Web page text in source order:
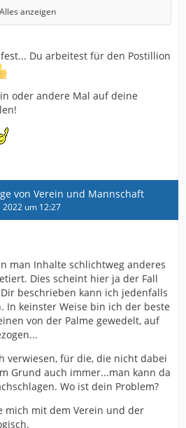
Mär, dass Arabi durch die
und nimmer und kostet ja nun
auch viel Zeit.
Trainer, aber doch von zu
ein Trainer Interesse zeigt,
zeigen, braucht man auch
machen bevor die Saison wieder
und einige Termin klar machen,
Alles anzeigen
Du arbeitest für den Postillion
oder andere Mal auf deine
von Verein und Mannschaft
2022 um 12:27
man Inhalte schlichtweg anderes
Dies scheint hier ja der Fall
beschrieben kann ich jedenfalls
In keinster Weise bin ich der beste
von der Palme gewedelt, auf
verwiesen, für die, die nicht dabei
Grund auch immer...man kann da
Wo ist dein Problem?
mich mit dem Verein und der